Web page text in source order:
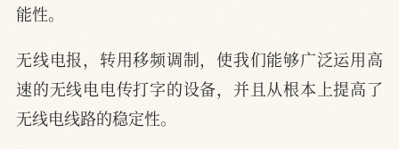
能性。
无线电报，转用移频调制，使我们能够广泛运用高
速的无线电电传打字的设备，并且从根本上提高了
无线电线路的稳定性。